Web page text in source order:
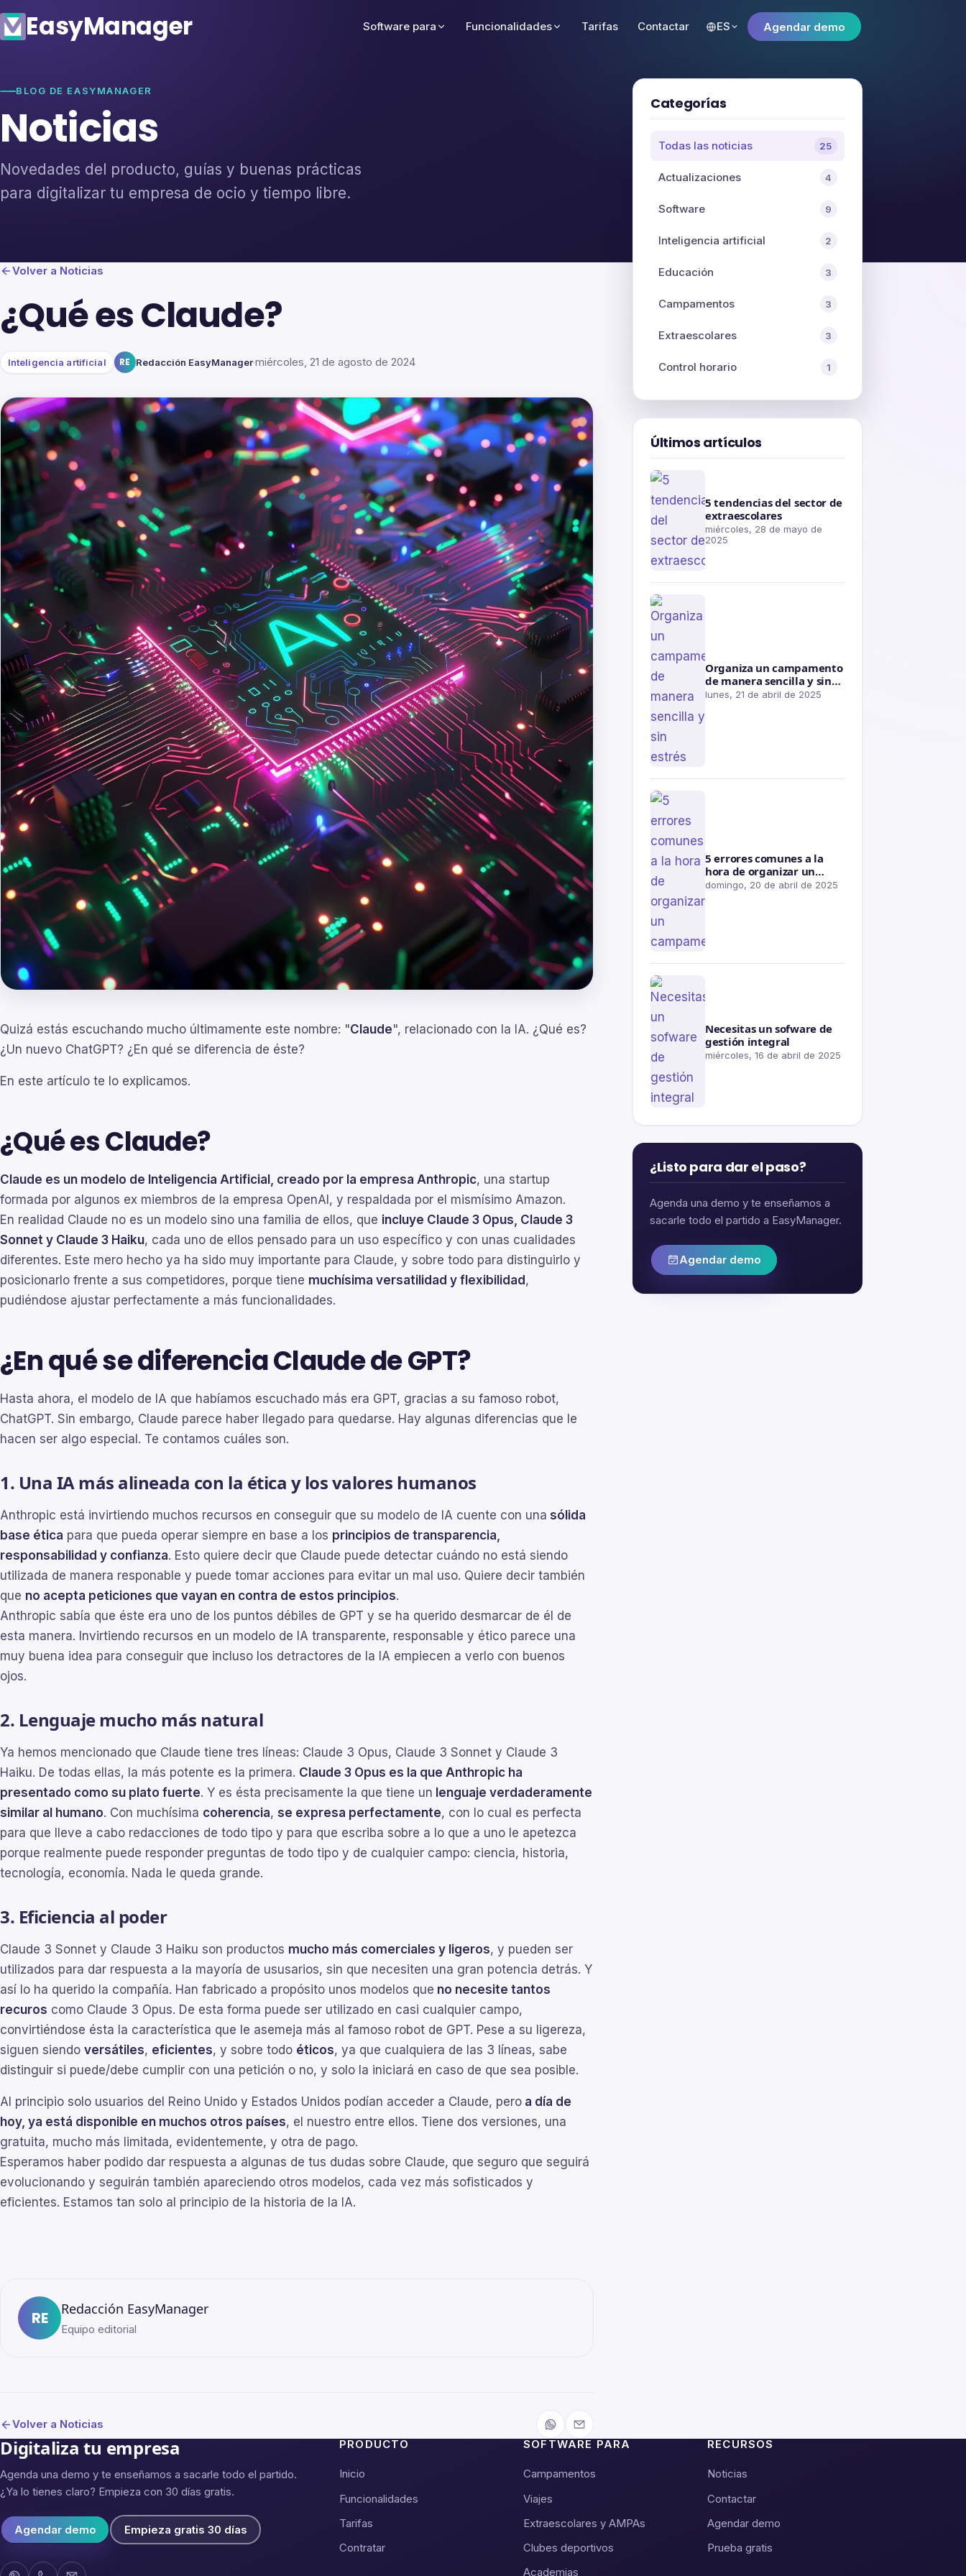
EasyManager Software para Funcionalidades Tarifas Contactar ES Agendar demo
BLOG DE EASYMANAGER
Noticias
Novedades del producto, guías y buenas prácticas
para digitalizar tu empresa de ocio y tiempo libre.
Volver a Noticias
¿Qué es Claude?
Inteligencia artificial RE Redacción EasyManagermiércoles, 21 de agosto de 2024
Quizá estás escuchando mucho últimamente este nombre: "Claude", relacionado con la IA. ¿Qué es?
¿Un nuevo ChatGPT? ¿En qué se diferencia de éste?
En este artículo te lo explicamos.
¿Qué es Claude?
Claude es un modelo de Inteligencia Artificial, creado por la empresa Anthropic, una startup
formada por algunos ex miembros de la empresa OpenAI, y respaldada por el mismísimo Amazon.
En realidad Claude no es un modelo sino una familia de ellos, que incluye Claude 3 Opus, Claude 3
Sonnet y Claude 3 Haiku, cada uno de ellos pensado para un uso específico y con unas cualidades
diferentes. Este mero hecho ya ha sido muy importante para Claude, y sobre todo para distinguirlo y
posicionarlo frente a sus competidores, porque tiene muchísima versatilidad y flexibilidad ,
pudiéndose ajustar perfectamente a más funcionalidades.
¿En qué se diferencia Claude de GPT?
Hasta ahora, el modelo de IA que habíamos escuchado más era GPT, gracias a su famoso robot,
ChatGPT. Sin embargo, Claude parece haber llegado para quedarse. Hay algunas diferencias que le
hacen ser algo especial. Te contamos cuáles son.
1. Una IA más alineada con la ética y los valores humanos
Anthropic está invirtiendo muchos recursos en conseguir que su modelo de IA cuente con una sólida
base ética para que pueda operar siempre en base a los principios de transparencia,
responsabilidad y confianza. Esto quiere decir que Claude puede detectar cuándo no está siendo
utilizada de manera responable y puede tomar acciones para evitar un mal uso. Quiere decir también
que no acepta peticiones que vayan en contra de estos principios.
Anthropic sabía que éste era uno de los puntos débiles de GPT y se ha querido desmarcar de él de
esta manera. Invirtiendo recursos en un modelo de IA transparente, responsable y ético parece una
muy buena idea para conseguir que incluso los detractores de la IA empiecen a verlo con buenos
ojos.
2. Lenguaje mucho más natural
Ya hemos mencionado que Claude tiene tres líneas: Claude 3 Opus, Claude 3 Sonnet y Claude 3
Haiku. De todas ellas, la más potente es la primera. Claude 3 Opus es la que Anthropic ha
presentado como su plato fuerte. Y es ésta precisamente la que tiene un lenguaje verdaderamente
similar al humano. Con muchísima coherencia, se expresa perfectamente, con lo cual es perfecta
para que lleve a cabo redacciones de todo tipo y para que escriba sobre a lo que a uno le apetezca
porque realmente puede responder preguntas de todo tipo y de cualquier campo: ciencia, historia,
tecnología, economía. Nada le queda grande.
3. Eficiencia al poder
Claude 3 Sonnet y Claude 3 Haiku son productos mucho más comerciales y ligeros, y pueden ser
utilizados para dar respuesta a la mayoría de ususarios, sin que necesiten una gran potencia detrás. Y
así lo ha querido la compañía. Han fabricado a propósito unos modelos que no necesite tantos
recuros como Claude 3 Opus. De esta forma puede ser utilizado en casi cualquier campo,
convirtiéndose ésta la característica que le asemeja más al famoso robot de GPT. Pese a su ligereza,
siguen siendo versátiles, eficientes, y sobre todo éticos, ya que cualquiera de las 3 líneas, sabe
distinguir si puede/debe cumplir con una petición o no, y solo la iniciará en caso de que sea posible.
Al principio solo usuarios del Reino Unido y Estados Unidos podían acceder a Claude, pero a día de
hoy, ya está disponible en muchos otros países, el nuestro entre ellos. Tiene dos versiones, una
gratuita, mucho más limitada, evidentemente, y otra de pago.
Esperamos haber podido dar respuesta a algunas de tus dudas sobre Claude, que seguro que seguirá
evolucionando y seguirán también apareciendo otros modelos, cada vez más sofisticados y
eficientes. Estamos tan solo al principio de la historia de la IA.
RE Redacción EasyManager
Equipo editorial
Volver a Noticias
Categorías
Todas las noticias 25
Actualizaciones 4
Software 9
Inteligencia artificial 2
Educación 3
Campamentos 3
Extraescolares 3
Control horario 1
Últimos artículos
5 tendencias del sector de
extraescolares
miércoles, 28 de mayo de
2025
Organiza un campamento
de manera sencilla y sin
estrés
lunes, 21 de abril de 2025
5 errores comunes a la
hora de organizar un
campamento
domingo, 20 de abril de 2025
Necesitas un sofware de
gestión integral
miércoles, 16 de abril de 2025
¿Listo para dar el paso?
Agenda una demo y te enseñamos a
sacarle todo el partido a EasyManager.
Agendar demo
Digitaliza tu empresa
Agenda una demo y te enseñamos a sacarle todo el partido.
¿Ya lo tienes claro? Empieza con 30 días gratis.
Agendar demo Empieza gratis 30 días
PRODUCTO
Inicio
Funcionalidades
Tarifas
Contratar
SOFTWARE PARA
Campamentos
Viajes
Extraescolares y AMPAs
Clubes deportivos
Academias
RECURSOS
Noticias
Contactar
Agendar demo
Prueba gratis